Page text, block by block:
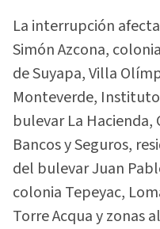
La interrupción
Simón Azcona,
de Suyapa, Villa
Monteverde,
bulevar La Hacienda,
Bancos y Seguros,
del bulevar Juan
colonia Tepeyac,
Torre Acqua y zonas